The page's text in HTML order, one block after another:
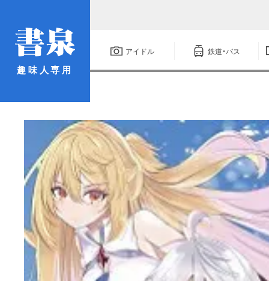
趣味人専用
アイドル 鉄道・バス